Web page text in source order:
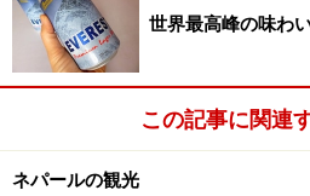
ヒマラヤ展望地サラン
フェワ湖に浮かぶ島にはバラヒ寺
ポカラ近郊11kmに位置するヒ
世界最高峰の味わ
この記事に関連
ネパールの観光